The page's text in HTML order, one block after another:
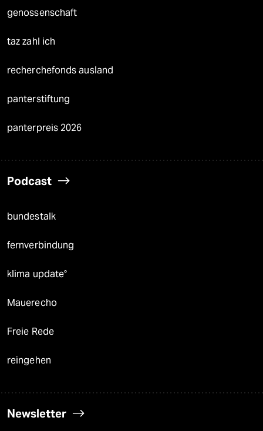
genossenschaft
taz zahl ich
recherchefonds ausland
panterstiftung
panterpreis 2026
Podcast
bundestalk
fernverbindung
klima update°
Mauerecho
Freie Rede
reingehen
Newsletter